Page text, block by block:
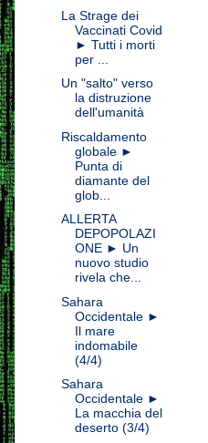
La Strage dei
Vaccinati Covid
► Tutti i morti
per ...
Un "salto" verso
la distruzione
dell'umanità
Riscaldamento
globale ►
Punta di
diamante del
glob...
ALLERTA
DEPOPOLAZI
ONE ► Un
nuovo studio
rivela che...
Sahara
Occidentale ►
Il mare
indomabile
(4/4)
Sahara
Occidentale ►
La macchia del
deserto (3/4)